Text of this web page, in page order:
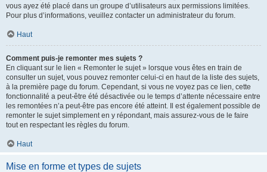
vous ayez été placé dans un groupe d’utilisateurs aux permissions limitées.
Pour plus d’informations, veuillez contacter un administrateur du forum.
Haut
Comment puis-je remonter mes sujets ?
En cliquant sur le lien « Remonter le sujet » lorsque vous êtes en train de
consulter un sujet, vous pouvez remonter celui-ci en haut de la liste des sujets,
à la première page du forum. Cependant, si vous ne voyez pas ce lien, cette
fonctionnalité a peut-être été désactivée ou le temps d’attente nécessaire entre
les remontées n’a peut-être pas encore été atteint. Il est également possible de
remonter le sujet simplement en y répondant, mais assurez-vous de le faire
tout en respectant les règles du forum.
Haut
Mise en forme et types de sujets